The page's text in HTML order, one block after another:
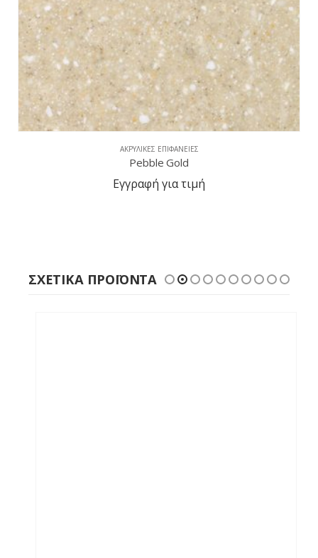
ΑΚΡΥΛΙΚΈΣ ΕΠΙΦΆΝΕΙΕΣ
Pebble Gold
Εγγραφή για τιμή
ΣΧΕΤΙΚΆ ΠΡΟΪΌΝΤΑ